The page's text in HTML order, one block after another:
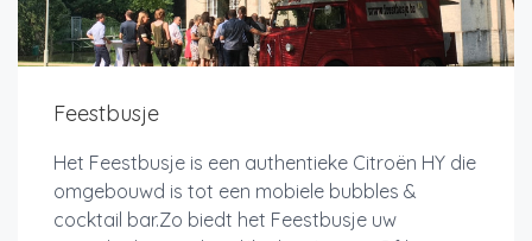
Feestbusje
Het Feestbusje is een authentieke Citroën HY die
omgebouwd is tot een mobiele bubbles &
cocktail bar.Zo biedt het Feestbusje uw